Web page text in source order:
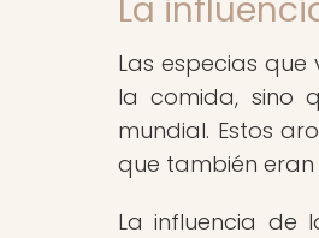
La
Las especias
la comida, sino
mundial. Estos
que también
La influencia de